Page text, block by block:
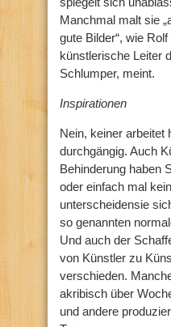
Manchmal malt sie
gute Bilder“, wie
künstlerische Leiter
Schlumper, meint.
Inspirationen
Nein, keiner arbeitet
durchgängig. Auch
Behinderung haben
oder einfach mal
unterscheidensie
so genannten
Und auch der
von Künstler zu
verschieden.
akribisch über
und andere